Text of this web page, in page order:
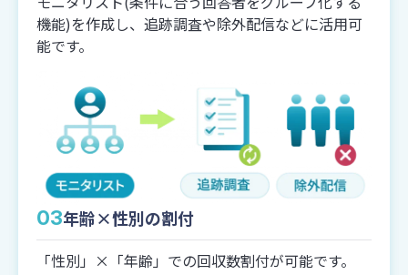
項目10個ごとに1問換算
設定可能数
プルダウン
（単一選択）
設定可能数
機能)を作成し、追跡調査や除外配信などに活用可
能です。
03年齢×性別の割付
「性別」×「年齢」での回収数割付が可能です。